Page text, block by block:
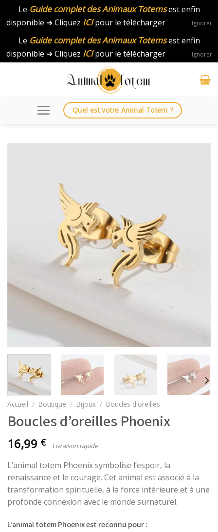
Le Guide complet des Animaux Totemsest enfin
disponible ➔ Cliquez ICIpour le télécharger Ignorer
Le Guide complet des Animaux Totemsest enfin
disponible ➔ Cliquez ICIpour le télécharger Ignorer
Quel est votre Animal Totem ?
Accueil / Boutique / Bijoux / Boucles d'oreilles
Boucles d’oreilles Phoenix
16,99 €
L’animal totem Phoenix symbolise l’espoir, la
renaissance et le courage. Cet animal est associé à la
transformation spirituelle, à la force intérieure et à une
profonde connexion avec le monde surnaturel.
L’animal totem Phoenix est reconnu pour :